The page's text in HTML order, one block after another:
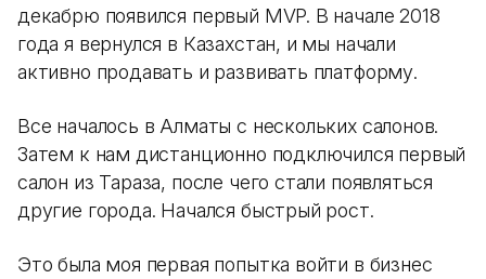
декабрю появился первый MVP. В начале 2018
года я вернулся в Казахстан, и мы начали
активно продавать и развивать платформу.
Все началось в Алматы с нескольких салонов.
Затем к нам дистанционно подключился первый
салон из Тараза, после чего стали появляться
другие города. Начался быстрый рост.
Это была моя первая попытка войти в бизнес